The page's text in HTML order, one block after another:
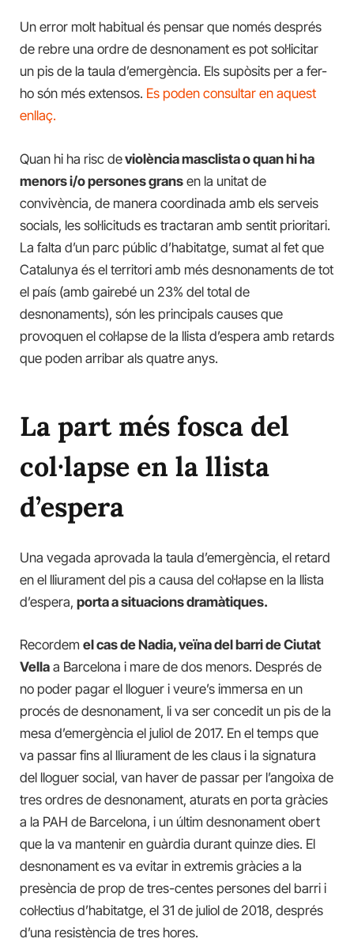
Un error molt habitual és pensar que només després
de rebre una ordre de desnonament es pot sol·licitar
un pis de la taula d’emergència. Els supòsits per a fer-
ho són més extensos. Es poden consultar en aquest
enllaç.
Quan hi ha risc deviolència masclista o quan hi ha
menors i/o persones grans en la unitat de
convivència, de manera coordinada amb els serveis
socials, les sol·licituds es tractaran amb sentit prioritari.
La falta d’un parc públic d’habitatge, sumat al fet que
Catalunya és el territori amb més desnonaments de tot
el país (amb gairebé un 23% del total de
desnonaments), són les principals causes que
provoquen el col·lapse de la llista d’espera amb retards
que poden arribar als quatre anys.
La part més fosca del
col·lapse en la llista
d’espera
Una vegada aprovada la taula d’emergència, el retard
en el lliurament del pis a causa del col·lapse en la llista
d’espera, porta a situacions dramàtiques.
Recordem el cas de Nadia, veïna del barri de Ciutat
Vella a Barcelona i mare de dos menors. Després de
no poder pagar el lloguer i veure’s immersa en un
procés de desnonament, li va ser concedit un pis de la
mesa d’emergència el juliol de 2017. En el temps que
va passar fins al lliurament de les claus i la signatura
del lloguer social, van haver de passar per l’angoixa de
tres ordres de desnonament, aturats en porta gràcies
a la PAH de Barcelona, i un últim desnonament obert
que la va mantenir en guàrdia durant quinze dies. El
desnonament es va evitar in extremis gràcies a la
presència de prop de tres-centes persones del barri i
col·lectius d’habitatge, el 31 de juliol de 2018, després
d’una resistència de tres hores.